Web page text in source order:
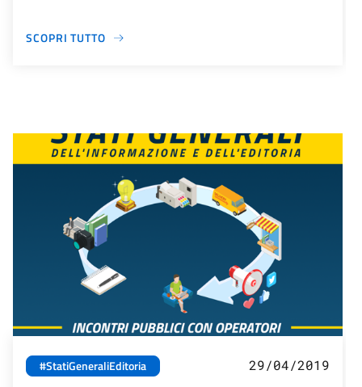
SCOPRI TUTTO
#StatiGeneraliEditoria 29/04/2019